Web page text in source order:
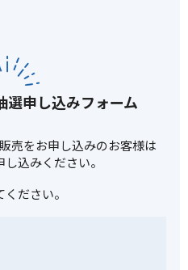
申し込みフォーム
売をお申し込みのお客様は
込みください。
ださい。